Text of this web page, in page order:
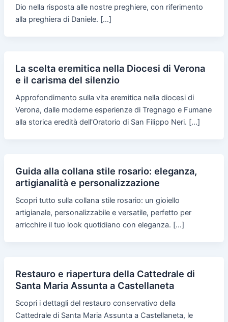
Dio nella risposta alle nostre preghiere, con riferimento
alla preghiera di Daniele. […]
La scelta eremitica nella Diocesi di Verona
e il carisma del silenzio
Approfondimento sulla vita eremitica nella diocesi di
Verona, dalle moderne esperienze di Tregnago e Fumane
alla storica eredità dell'Oratorio di San Filippo Neri. […]
Guida alla collana stile rosario: eleganza,
artigianalità e personalizzazione
Scopri tutto sulla collana stile rosario: un gioiello
artigianale, personalizzabile e versatile, perfetto per
arricchire il tuo look quotidiano con eleganza. […]
Restauro e riapertura della Cattedrale di
Santa Maria Assunta a Castellaneta
Scopri i dettagli del restauro conservativo della
Cattedrale di Santa Maria Assunta a Castellaneta, le